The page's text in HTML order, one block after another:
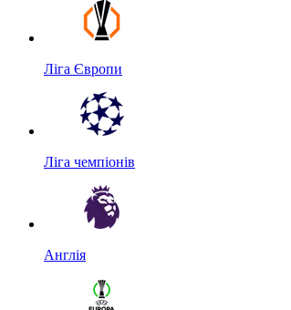
Ліга Європи
Ліга чемпіонів
Англія